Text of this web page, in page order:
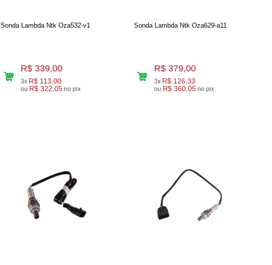
Sonda Lambda Ntk Oza532-v1
R$ 339,00
3x R$ 113,00
ou R$ 322,05 no pix
Sonda Lambda Ntk Oza629-a11
R$ 379,00
3x R$ 126,33
ou R$ 360,05 no pix